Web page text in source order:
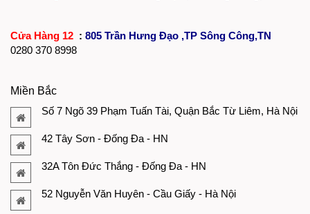
Cửa Hàng 12 : 805 Trần Hưng Đạo ,TP Sông Công,TN
0280 370 8998
Miền Bắc
Số 7 Ngõ 39 Phạm Tuấn Tài, Quận Bắc Từ Liêm, Hà Nội
42 Tây Sơn - Đống Đa - HN
32A Tôn Đức Thắng - Đống Đa - HN
52 Nguyễn Văn Huyên - Cầu Giấy - Hà Nội